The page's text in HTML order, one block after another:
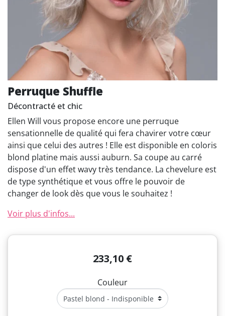
Perruque Shuffle
Décontracté et chic
Ellen Will vous propose encore une perruque
sensationnelle de qualité qui fera chavirer votre cœur
ainsi que celui des autres ! Elle est disponible en coloris
blond platine mais aussi auburn. Sa coupe au carré
dispose d'un effet wavy très tendance. La chevelure est
de type synthétique et vous offre le pouvoir de
changer de look dès que vous le souhaitez !
Voir plus d'infos...
233,10 €
Couleur